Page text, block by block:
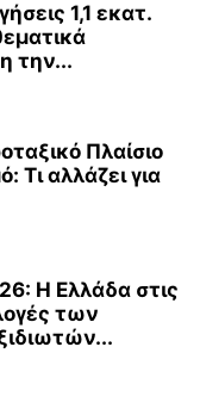
1,1 εκατ.
την...
Πλαίσιο
Τι αλλάζει για
Η Ελλάδα στις
των